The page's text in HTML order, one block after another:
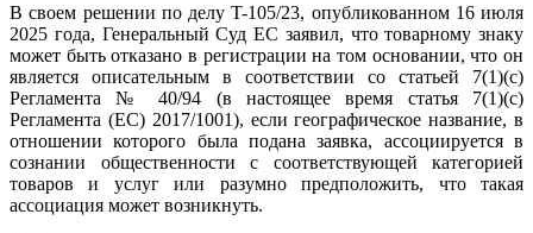
В своем решении по делу T-105/23, опубликованном 16 июля
2025 года, Генеральный Суд ЕС заявил, что товарному знаку
может быть отказано в регистрации на том основании, что он
является описательным в соответствии со статьей 7(1)(c)
Регламента № 40/94 (в настоящее время статья 7(1)(c)
Регламента (ЕС) 2017/1001), если географическое название, в
отношении которого была подана заявка, ассоциируется в
сознании общественности с соответствующей категорией
товаров и услуг или разумно предположить, что такая
ассоциация может возникнуть.